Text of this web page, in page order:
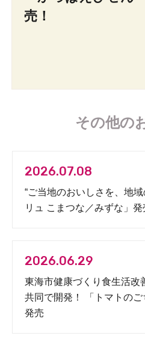
売！
その他の
2026.07.08
“ご当地のおいしさを、地
リュ こまつな／みずな」発
2026.06.29
東海市健康づくり食生活改
共同で開発！ 「トマトの
発売